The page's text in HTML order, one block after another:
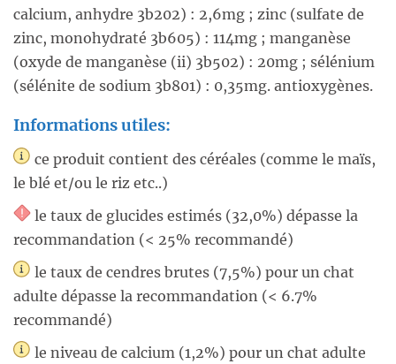
calcium, anhydre 3b202) : 2,6mg ; zinc (sulfate de
zinc, monohydraté 3b605) : 114mg ; manganèse
(oxyde de manganèse (ii) 3b502) : 20mg ; sélénium
(sélénite de sodium 3b801) : 0,35mg. antioxygènes.
Informations utiles:
ce produit contient des céréales (comme le maïs,
le blé et/ou le riz etc..)
le taux de glucides estimés (32,0%) dépasse la
recommandation (< 25% recommandé)
le taux de cendres brutes (7,5%) pour un chat
adulte dépasse la recommandation (< 6.7%
recommandé)
le niveau de calcium (1,2%) pour un chat adulte